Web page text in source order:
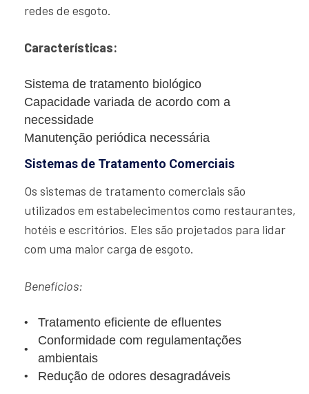
redes de esgoto.
Características:
Sistema de tratamento biológico
Capacidade variada de acordo com a
necessidade
Manutenção periódica necessária
Sistemas de Tratamento Comerciais
Os sistemas de tratamento comerciais são
utilizados em estabelecimentos como restaurantes,
hotéis e escritórios. Eles são projetados para lidar
com uma maior carga de esgoto.
Benefícios:
Tratamento eficiente de efluentes
Conformidade com regulamentações
ambientais
Redução de odores desagradáveis